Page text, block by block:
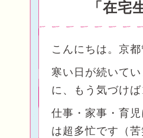
「在宅
こんにちは。京
寒い日が続いて
に、もう気づけば
仕事・家事・育
は超多忙です（苦